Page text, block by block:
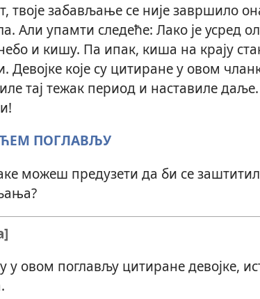
твоје забављање се није завршило
Али упамти следеће: Лако је усред
и кишу. Па ипак, киша на крају
Девојке које су цитиране у овом
тај тежак период и наставиле
ПОГЛАВЉУ
можеш предузети да би се
у овом поглављу цитиране девојке,